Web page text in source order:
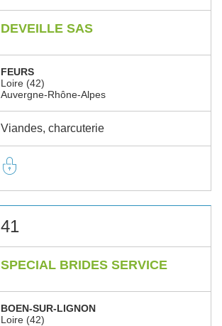
DEVEILLE SAS
FEURS
Loire (42)
Auvergne-Rhône-Alpes
Viandes, charcuterie
41
SPECIAL BRIDES SERVICE
BOEN-SUR-LIGNON
Loire (42)